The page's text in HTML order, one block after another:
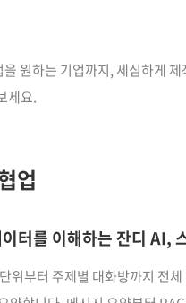
원하는 기업까지, 세심하게 제
세요.
업
터를 이해하는 잔디 AI,
위부터 주제별 대화방까지 전체